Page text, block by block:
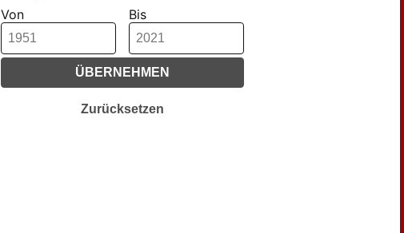
Von
Bis
ÜBERNEHMEN
Zurücksetzen